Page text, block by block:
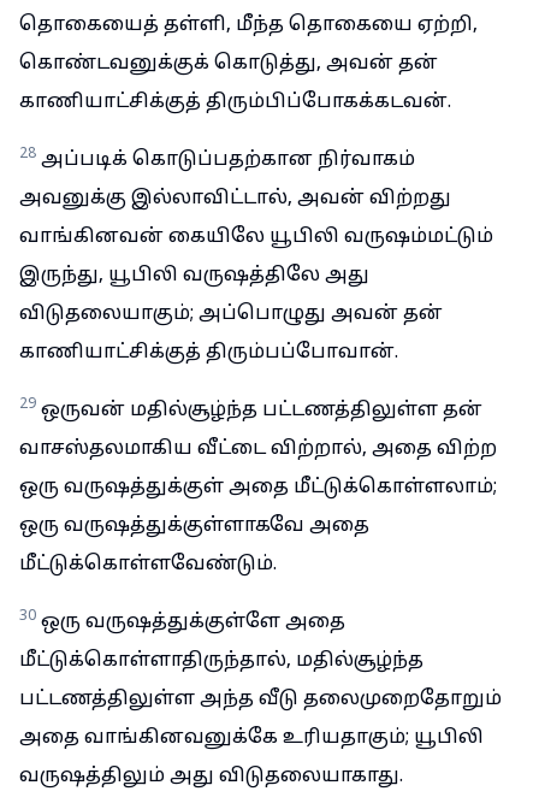
தொகையைத் தள்ளி, மீந்த தொகையை ஏற்றி,
கொண்டவனுக்குக் கொடுத்து, அவன் தன்
காணியாட்சிக்குத் திரும்பிப்போகக்கடவன்.
28 அப்படிக் கொடுப்பதற்கான நிர்வாகம்
அவனுக்கு இல்லாவிட்டால், அவன் விற்றது
வாங்கினவன் கையிலே யூபிலி வருஷம்மட்டும்
இருந்து, யூபிலி வருஷத்திலே அது
விடுதலையாகும்; அப்பொழுது அவன் தன்
காணியாட்சிக்குத் திரும்பப்போவான்.
29 ஒருவன் மதில்சூழ்ந்த பட்டணத்திலுள்ள தன்
வாசஸ்தலமாகிய வீட்டை விற்றால், அதை விற்ற
ஒரு வருஷத்துக்குள் அதை மீட்டுக்கொள்ளலாம்;
ஒரு வருஷத்துக்குள்ளாகவே அதை
மீட்டுக்கொள்ளவேண்டும்.
30 ஒரு வருஷத்துக்குள்ளே அதை
மீட்டுக்கொள்ளாதிருந்தால், மதில்சூழ்ந்த
பட்டணத்திலுள்ள அந்த வீடு தலைமுறைதோறும்
அதை வாங்கினவனுக்கே உரியதாகும்; யூபிலி
வருஷத்திலும் அது விடுதலையாகாது.